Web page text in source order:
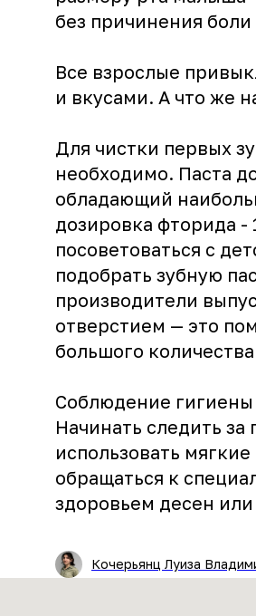
без причинения
Все взрослые
и вкусами. А что же
Для чистки первых
необходимо. Паста
обладающий
дозировка фторида
посоветоваться с
подобрать зубную
производители
отверстием — это
большого
Соблюдение гигиены
Начинать следить
использовать
обращаться к
здоровьем десен
Кочерьянц Луиза